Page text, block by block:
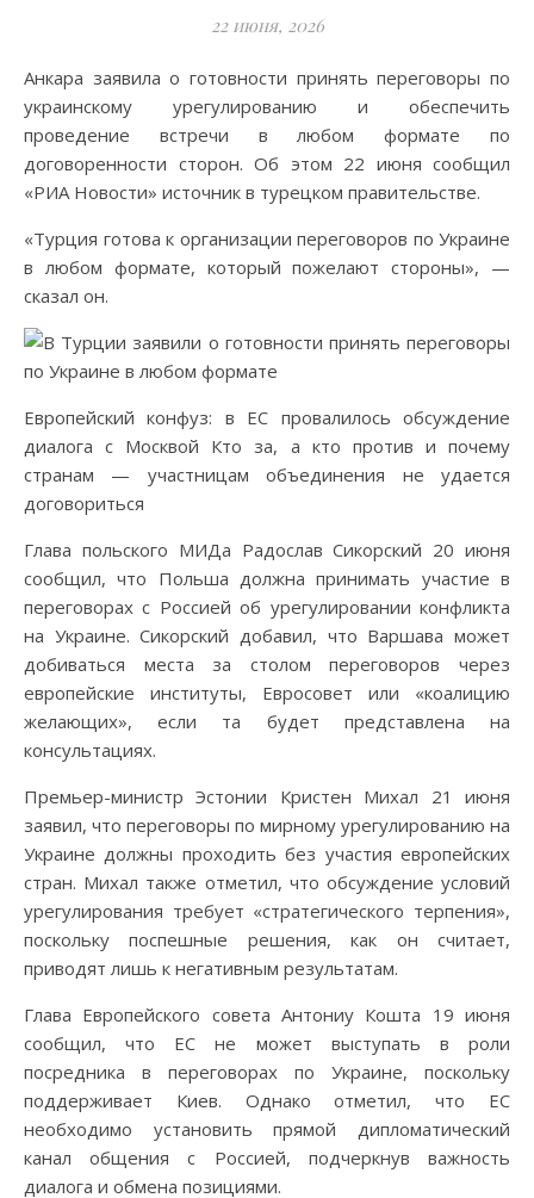
22 июня, 2026
Анкара заявила о готовности принять переговоры по
украинскому урегулированию и обеспечить
проведение встречи в любом формате по
договоренности сторон. Об этом 22 июня сообщил
«РИА Новости» источник в турецком правительстве.
«Турция готова к организации переговоров по Украине
в любом формате, который пожелают стороны», —
сказал он.
Европейский конфуз: в ЕС провалилось обсуждение
диалога с Москвой Кто за, а кто против и почему
странам — участницам объединения не удается
договориться
Глава польского МИДа Радослав Сикорский 20 июня
сообщил, что Польша должна принимать участие в
переговорах с Россией об урегулировании конфликта
на Украине. Сикорский добавил, что Варшава может
добиваться места за столом переговоров через
европейские институты, Евросовет или «коалицию
желающих», если та будет представлена на
консультациях.
Премьер-министр Эстонии Кристен Михал 21 июня
заявил, что переговоры по мирному урегулированию на
Украине должны проходить без участия европейских
стран. Михал также отметил, что обсуждение условий
урегулирования требует «стратегического терпения»,
поскольку поспешные решения, как он считает,
приводят лишь к негативным результатам.
Глава Европейского совета Антониу Кошта 19 июня
сообщил, что ЕС не может выступать в роли
посредника в переговорах по Украине, поскольку
поддерживает Киев. Однако отметил, что ЕС
необходимо установить прямой дипломатический
канал общения с Россией, подчеркнув важность
диалога и обмена позициями.